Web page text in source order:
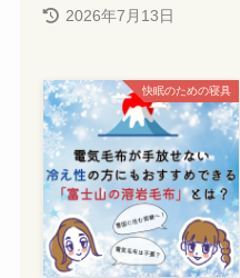
2026年7月13日
快眠のための寝具